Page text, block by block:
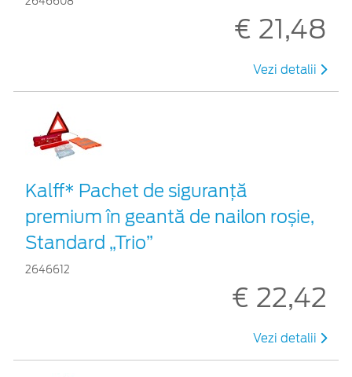
€ 21,48
Vezi detalii
Kalff* Pachet de siguranţă
premium în geantă de nailon roșie,
Standard „Trio”
2646612
€ 22,42
Vezi detalii